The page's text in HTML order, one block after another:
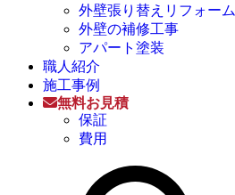
外壁張り替えリフォーム
外壁の補修工事
アパート塗装
職人紹介
施工事例
無料お見積
保証
費用